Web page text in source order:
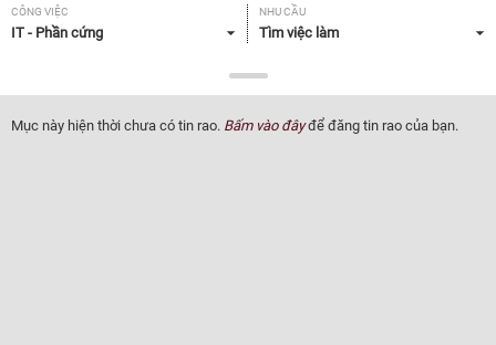
CÔNG VIỆC
IT - Phần cứng
NHU CẦU
Tìm việc làm
Tất cả
Mục này hiện thời chưa có tin rao. Bấm vào đâyđể đăng tin rao của bạn.